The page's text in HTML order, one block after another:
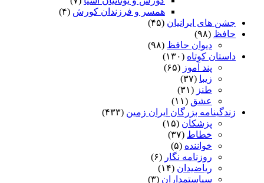
همسر و فرزندان کورش (۴)
جشن های ایرانیان (۴۵)
حافظ (۹۸)
دیوان حافظ (۹۸)
داستان کوتاه (۱۳۰)
پند آموز (۶۵)
زیبا (۳۷)
طنز (۳۱)
عشق (۱۱)
زندگینامه بزرگان ایران زمین (۴۳۳)
پزشکان (۱۵)
خطاط (۳۷)
خواننده (۵)
روزنامه نگار (۶)
ریاضیدان (۱۴)
سیاستمداران (۳)